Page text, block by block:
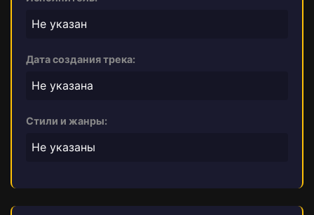
Не указан
Дата создания трека:
Не указана
Стили и жанры:
Не указаны